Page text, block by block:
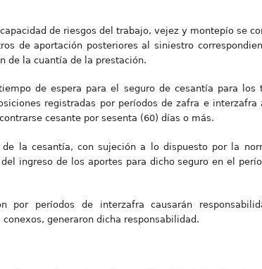
de riesgos del trabajo, vejez y montepío se
de aportación posteriores al siniestro
de la cuantía de la prestación.
de espera para el seguro de cesantía para los
registradas por períodos de zafra e
cesante por sesenta (60) días o más.
la cesantía, con sujeción a lo dispuesto por la
ingreso de los aportes para dicho seguro en el
por períodos de interzafra causarán
generaron dicha responsabilidad.